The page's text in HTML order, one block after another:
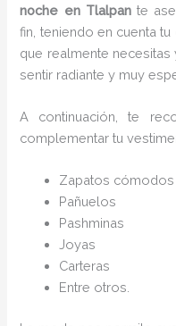
noche en Tlalpante
fin, teniendo en cuenta
que realmente
sentir radiante y muy
A continuación, te
complementar tu
Zapatos cómodos
Pañuelos
Pashminas
Joyas
Carteras
Entre otros.